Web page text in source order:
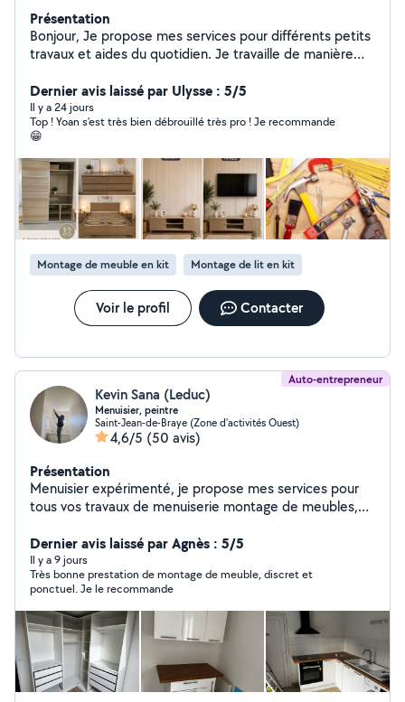
Présentation
Bonjour, Je propose mes services pour différents petits
travaux et aides du quotidien. Je travaille de manière
Montage de meubles Petit bricolage Aide
déménagement Nettoyage / rangement Petits travaux
divers Services personnalisés selon vos besoins Je suis
flexible et je m'adapte à votre demande. N'hésitez pas
à me contacter pour discuter de votre besoin et trouver
la meilleure solution. Disponible rapidement Réponse
rapide
Dernier avis laissé par Ulysse : 5/5
Il y a 24 jours
Top ! Yoan s’est très bien débrouillé très pro ! Je recommande
😁
Montage de meuble en kit Montage de lit en kit
Voir le profil Contacter
Auto-entrepreneur
Kevin Sana (Leduc)
Menuisier, peintre
Saint-Jean-de-Braye (Zone d'activités Ouest)
4,6/5 (50 avis)
Présentation
Menuisier expérimenté, je propose mes services pour
tous vos travaux de menuiserie montage de meubles,
Dernier avis laissé par Agnès : 5/5
Il y a 9 jours
Très bonne prestation de montage de meuble, discret et
ponctuel. Je le recommande